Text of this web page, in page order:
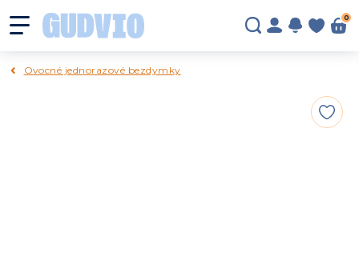
0
Ovocné jednorazové bezdymky